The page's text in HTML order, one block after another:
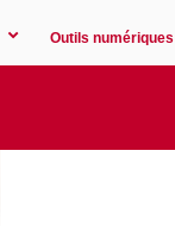
Outils numériques